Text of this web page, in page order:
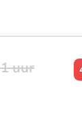
uur